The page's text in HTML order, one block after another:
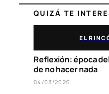
QUIZÁ TE
EL
Reflexión: época
de no hacer nada
04/08/2026